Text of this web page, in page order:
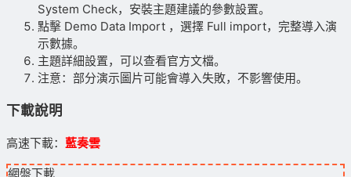
System Check，安裝主題建議的參數設置。
點擊 Demo Data Import ，選擇 Full import，完整導入演
示數據。
主題詳細設置，可以查看官方文檔。
注意：部分演示圖片可能會導入失敗，不影響使用。
下載說明
高速下載： 藍奏雲
網盤下載